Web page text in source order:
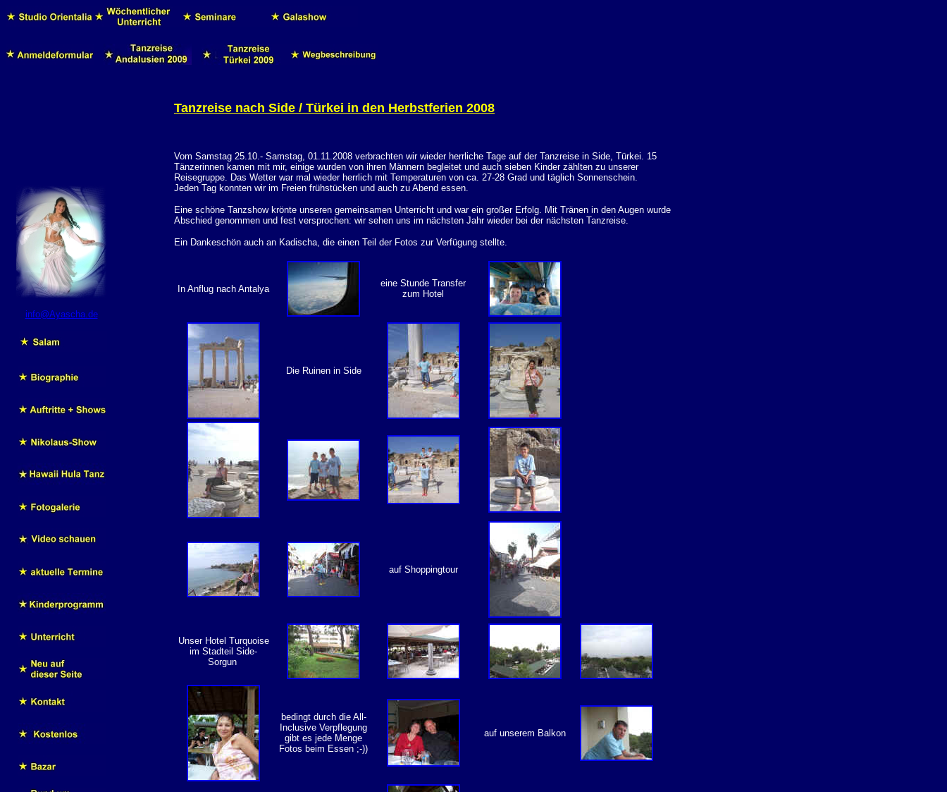
info@Ayascha.de
Tanzreise nach Side / Türkei in den Herbstferien 2008
Vom Samstag 25.10.- Samstag, 01.11.2008 verbrachten wir wieder herrliche Tage auf der Tanzreise in Side, Türkei. 15
Tänzerinnen kamen mit mir, einige wurden von ihren Männern begleitet und auch sieben Kinder zählten zu unserer
Reisegruppe. Das Wetter war mal wieder herrlich mit Temperaturen von ca. 27-28 Grad und täglich Sonnenschein.
Jeden Tag konnten wir im Freien frühstücken und auch zu Abend essen.
Eine schöne Tanzshow krönte unseren gemeinsamen Unterricht und war ein großer Erfolg. Mit Tränen in den Augen wurde
Abschied genommen und fest versprochen: wir sehen uns im nächsten Jahr wieder bei der nächsten Tanzreise.
Ein Dankeschön auch an Kadischa, die einen Teil der Fotos zur Verfügung stellte.
In Anflug nach Antalya
eine Stunde Transfer
zum Hotel
Die Ruinen in Side
auf Shoppingtour
Unser Hotel Turquoise
im Stadteil Side-
Sorgun
bedingt durch die All-
Inclusive Verpflegung
gibt es jede Menge
Fotos beim Essen ;-))
auf unserem Balkon